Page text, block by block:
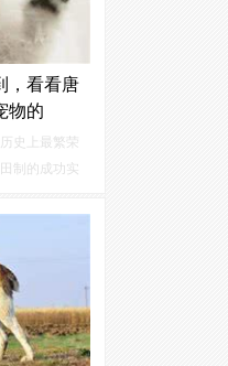
，看看唐
物的
史上最繁荣
制的成功实
、乐观、对